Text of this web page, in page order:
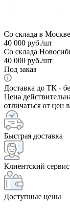
Со склада в Москве
40 000 руб./шт
Со склада
40 000 руб./шт
Под заказ
Доставка до ТК -
Цена
отличаться от цен
Быстрая доставка
Клиентский сервис
Доступные цены